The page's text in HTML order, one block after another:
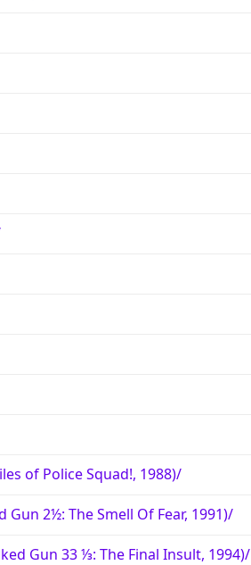
of Police Squad!, 1988)/
Gun 2½: The Smell Of Fear, 1991)/
Gun 33 ⅓: The Final Insult, 1994)/